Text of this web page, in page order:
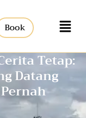
Book
Tetap:
Datang